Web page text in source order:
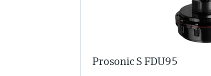
Prosonic S FDU95